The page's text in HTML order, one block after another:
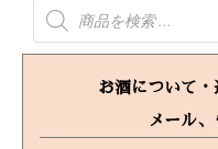
お酒について
メール